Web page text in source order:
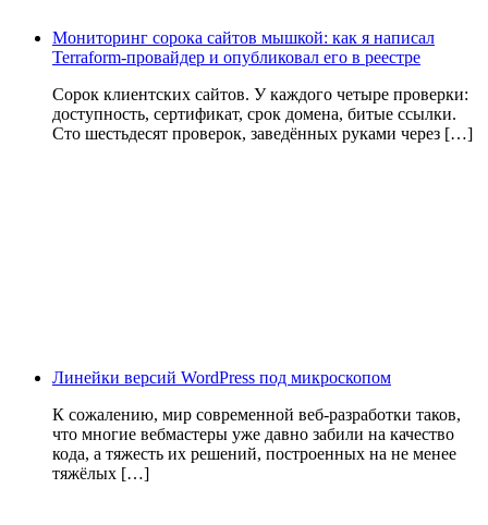
Мониторинг сорока сайтов мышкой: как я написал
Terraform-провайдер и опубликовал его в реестре
Сорок клиентских сайтов. У каждого четыре проверки:
доступность, сертификат, срок домена, битые ссылки.
Сто шестьдесят проверок, заведённых руками через […]
Линейки версий WordPress под микроскопом
К сожалению, мир современной веб-разработки таков,
что многие вебмастеры уже давно забили на качество
кода, а тяжесть их решений, построенных на не менее
тяжёлых […]